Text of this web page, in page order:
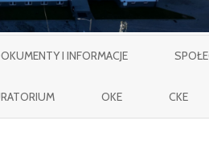
I INFORMACJE
OKE CKE